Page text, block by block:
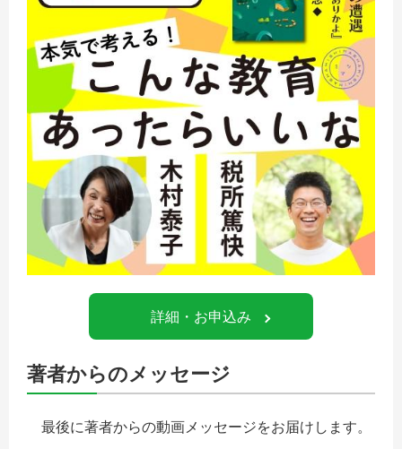
詳細・お申込み
著者からのメッセージ
最後に著者からの動画メッセージをお届けします。